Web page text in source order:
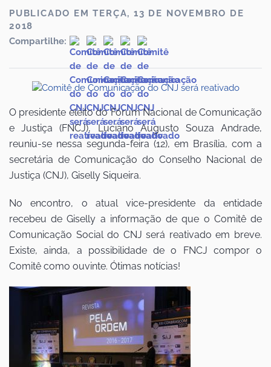
PUBLICADO EM TERÇA, 13 DE NOVEMBRO DE
2018
Compartilhe:
O presidente eleito do Fórum Nacional de Comunicação
e Justiça (FNCJ), Luciano Augusto Souza Andrade,
reuniu-se nessa segunda-feira (12), em Brasília, com a
secretária de Comunicação do Conselho Nacional de
Justiça (CNJ), Giselly Siqueira.
No encontro, o atual vice-presidente da entidade
recebeu de Giselly a informação de que o Comitê de
Comunicação Social do CNJ será reativado em breve.
Existe, ainda, a possibilidade de o FNCJ compor o
Comitê como ouvinte. Ótimas notícias!